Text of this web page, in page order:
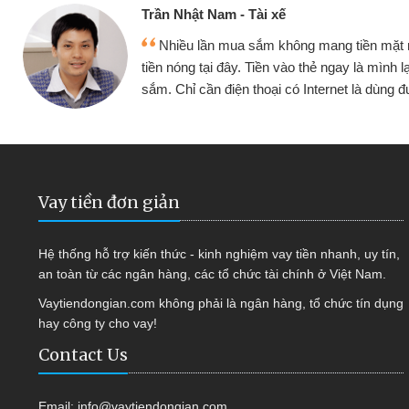
đều vay
tiếp tục mua
Tôi kinh doanh buôn bán
hàng, nhờ biết đến website
quyết được công việc của
Vay tiền đơn giản
Hệ thống hỗ trợ kiến thức - kinh nghiệm vay tiền nhanh, uy tín,
an toàn từ các ngân hàng, các tổ chức tài chính ở Việt Nam.
Vaytiendongian.com không phải là ngân hàng, tổ chức tín dụng
hay công ty cho vay!
Contact Us